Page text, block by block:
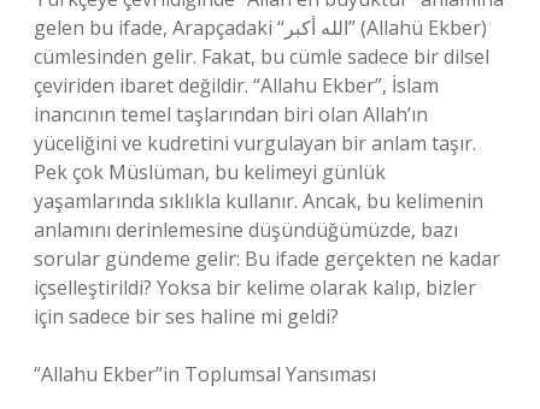
gelen bu ifade, Arapçadaki “الله أكبر” (Allahü Ekber)
cümlesinden gelir. Fakat, bu cümle sadece bir dilsel
çeviriden ibaret değildir. “Allahu Ekber”, İslam
inancının temel taşlarından biri olan Allah’ın
yüceliğini ve kudretini vurgulayan bir anlam taşır.
Pek çok Müslüman, bu kelimeyi günlük
yaşamlarında sıklıkla kullanır. Ancak, bu kelimenin
anlamını derinlemesine düşündüğümüzde, bazı
sorular gündeme gelir: Bu ifade gerçekten ne kadar
içselleştirildi? Yoksa bir kelime olarak kalıp, bizler
için sadece bir ses haline mi geldi?
“Allahu Ekber”in Toplumsal Yansıması